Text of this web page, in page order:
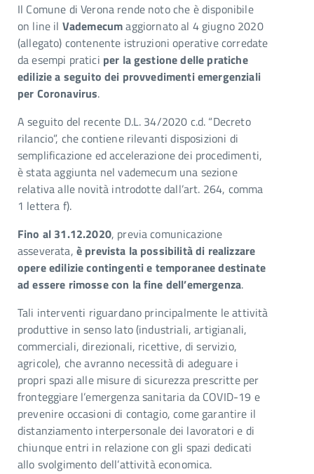
Il Comune di Verona rende noto che è disponibile
on line il Vademecumaggiornato al 4 giugno 2020
(allegato) contenente istruzioni operative corredate
da esempi pratici per la gestione delle pratiche
edilizie a seguito dei provvedimenti emergenziali
per Coronavirus.
A seguito del recente D.L. 34/2020 c.d. “Decreto
rilancio”, che contiene rilevanti disposizioni di
semplificazione ed accelerazione dei procedimenti,
è stata aggiunta nel vademecum una sezione
relativa alle novità introdotte dall’art. 264, comma
1 lettera f).
Fino al 31.12.2020, previa comunicazione
asseverata, è prevista la possibilità di realizzare
opere edilizie contingenti e temporanee destinate
ad essere rimosse con la fine dell’emergenza.
Tali interventi riguardano principalmente le attività
produttive in senso lato (industriali, artigianali,
commerciali, direzionali, ricettive, di servizio,
agricole), che avranno necessità di adeguare i
propri spazi alle misure di sicurezza prescritte per
fronteggiare l’emergenza sanitaria da COVID-19 e
prevenire occasioni di contagio, come garantire il
distanziamento interpersonale dei lavoratori e di
chiunque entri in relazione con gli spazi dedicati
allo svolgimento dell’attività economica.